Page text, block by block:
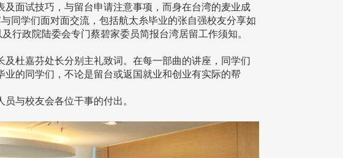
面试技巧，与留台申请注意事项，而身在台湾的麦业成
同学们面对面交流，包括航太糸毕业的张自强校友分享如
行政院陆委会专门蔡碧家委员简报台湾居留工作须知。
杜嘉芬处长分别主礼致词。在每一部曲的讲座，同学们
的同学们，不论是留台或返国就业和创业有实际的帮
与校友会各位干事的付出。